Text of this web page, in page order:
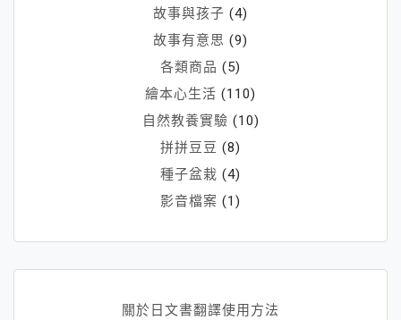
故事與孩子 (4)
故事有意思 (9)
各類商品 (5)
繪本心生活 (110)
自然教養實驗 (10)
拼拼豆豆 (8)
種子盆栽 (4)
影音檔案 (1)
關於日文書翻譯使用方法